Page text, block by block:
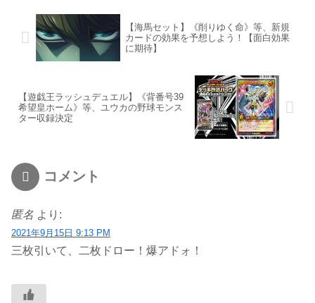
【海馬セット】《削りゆく命》等、新規
カードの効果を予想しよう！【面白効果
に期待】
【遊戯王ラッシュデュエル】《背番号39
希望皇ホーム》等、ユウカの野球モンス
ター収録決定
コメント
匿名 より:
2021年9月15日 9:13 PM
三枚引いて、二枚ドロー！爆アドォ！